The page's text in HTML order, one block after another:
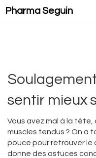
Pharma Seguin
sentir mieux
Vous avez mal à la tête,
muscles tendus ? On a
pouce pour retrouver le
donne des astuces